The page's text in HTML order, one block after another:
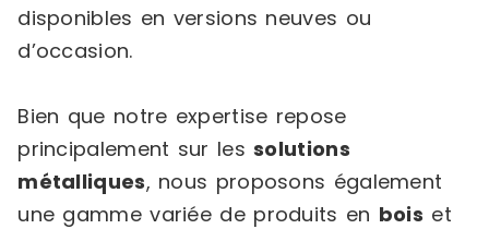
disponibles en versions neuves ou
d’occasion.
Bien que notre expertise repose
principalement sur lessolutions
métalliques, nous proposons également
une gamme variée de produits en bois et